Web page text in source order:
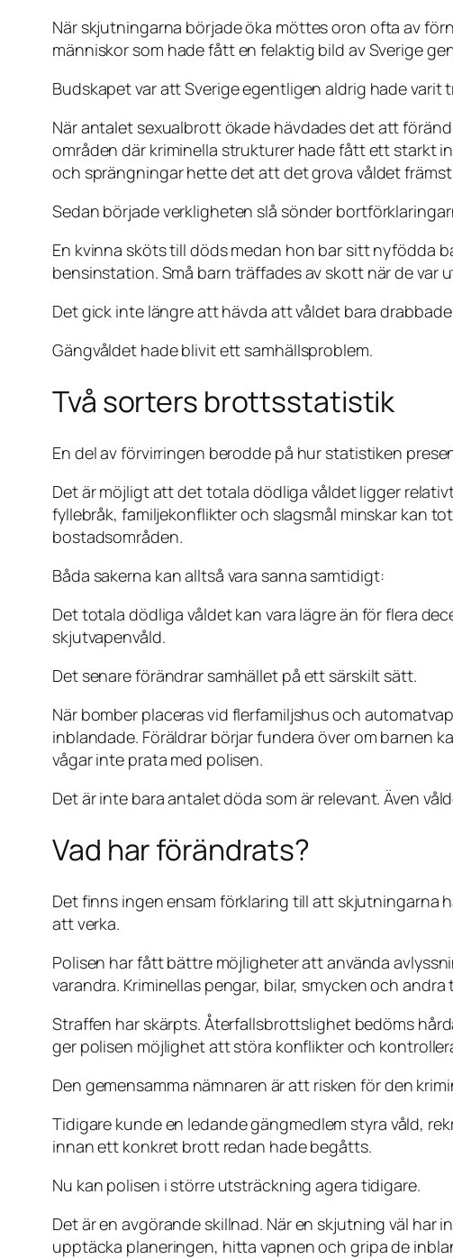
När skjutningarna började öka möttes oron ofta av
människor som hade fått en felaktig bild av Sverige
Budskapet var att Sverige egentligen aldrig hade varit
När antalet sexualbrott ökade hävdades det att
områden där kriminella strukturer hade fått ett starkt
och sprängningar hette det att det grova våldet
Sedan började verkligheten slå sönder
En kvinna sköts till döds medan hon bar sitt nyfödda
bensinstation. Små barn träffades av skott när de var
Det gick inte längre att hävda att våldet bara
Gängvåldet hade blivit ett samhällsproblem.
Två sorters brottsstatistik
En del av förvirringen berodde på hur statistiken
Det är möjligt att det totala dödliga våldet ligger
fyllebråk, familjekonflikter och slagsmål minskar kan
bostadsområden.
Båda sakerna kan alltså vara sanna samtidigt:
Det totala dödliga våldet kan vara lägre än för flera
skjutvapenvåld.
Det senare förändrar samhället på ett särskilt sätt.
När bomber placeras vid flerfamiljshus och
inblandade. Föräldrar börjar fundera över om barnen
vågar inte prata med polisen.
Det är inte bara antalet döda som är relevant. Även
Vad har förändrats?
Det finns ingen ensam förklaring till att skjutningarna
att verka.
Polisen har fått bättre möjligheter att använda
varandra. Kriminellas pengar, bilar, smycken och
Straffen har skärpts. Återfallsbrottslighet bedöms
ger polisen möjlighet att störa konflikter och
Den gemensamma nämnaren är att risken för den
Tidigare kunde en ledande gängmedlem styra våld,
innan ett konkret brott redan hade begåtts.
Nu kan polisen i större utsträckning agera tidigare.
Det är en avgörande skillnad. När en skjutning väl
upptäcka planeringen, hitta vapnen och gripa de